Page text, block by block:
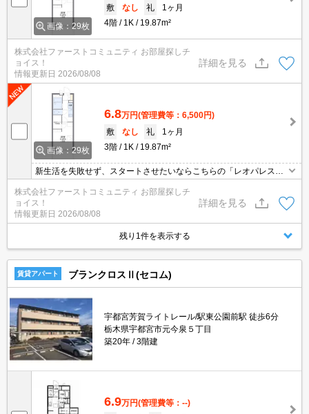
画像：29枚
敷
なし 礼
1ヶ月
4階
1K 19.87m²
株式会社ファーストコミュニティ お部屋探しチ
ョイス！
情報更新日 2026/08/08
詳細を見る
画像：29枚
6.8万円(管理費等：6,500円)
敷
なし 礼
1ヶ月
3階
1K 19.87m²
新生活を失敗せず、スタートさせたいならこちらの「レオパレスプ
リメロ」はいかがでしょうか。ネット回線がある物件です。東宿郷
近くにお住まいを探すなら、当社にご連絡下さい。その際は、028-
689-0123またはfirstcommunity0123@gmail.comにご連絡をお待ち
しております。
株式会社ファーストコミュニティ お部屋探しチ
ョイス！
情報更新日 2026/08/08
詳細を見る
残り1件を表示する
賃貸アパート ブランクロスⅡ(セコム)
宇都宮芳賀ライトレール/駅東公園前駅 徒歩6分
栃木県宇都宮市元今泉５丁目
築20年
3階建
6.9万円(管理費等：--)